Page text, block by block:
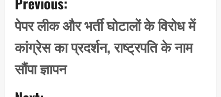
o
s
t
n
a
v
i
पेपर लीक और भर्ती घोटालों के विरोध में
कांग्रेस का प्रदर्शन, राष्ट्रपति के नाम
सौंपा ज्ञापन